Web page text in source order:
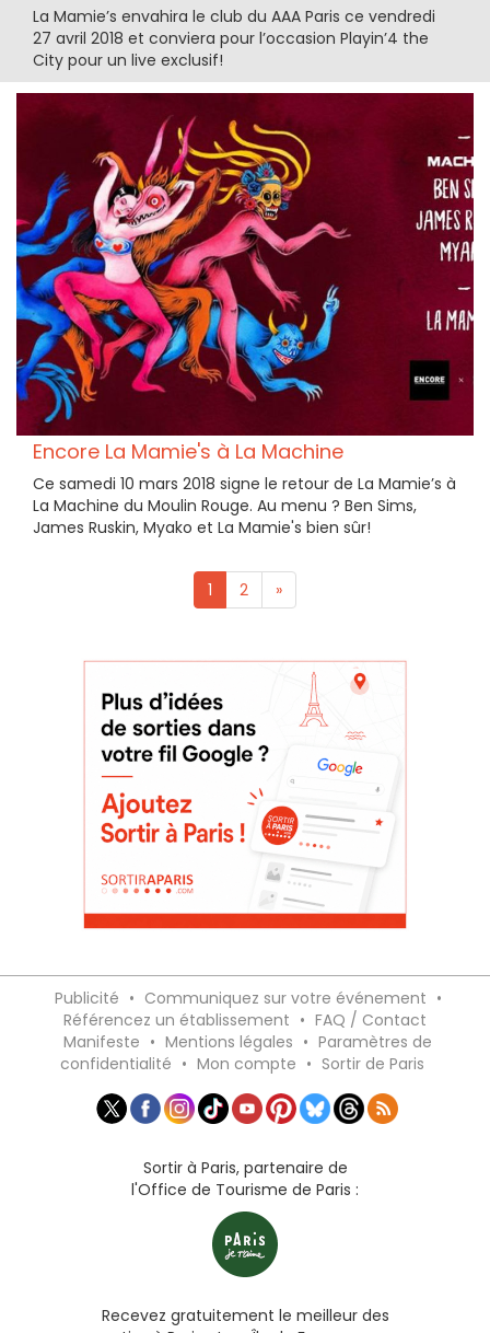
La Mamie’s envahira le club du AAA Paris ce vendredi
27 avril 2018 et conviera pour l’occasion Playin’4 the
City pour un live exclusif!
Encore La Mamie's à La Machine
Ce samedi 10 mars 2018 signe le retour de La Mamie’s à
La Machine du Moulin Rouge. Au menu ? Ben Sims,
James Ruskin, Myako et La Mamie's bien sûr!
1 2 »
Publicité • Communiquez sur votre événement •
Référencez un établissement • FAQ / Contact
Manifeste • Mentions légales • Paramètres de
confidentialité • Mon compte • Sortir de Paris
Sortir à Paris, partenaire de
l'Office de Tourisme de Paris :
Recevez gratuitement le meilleur des